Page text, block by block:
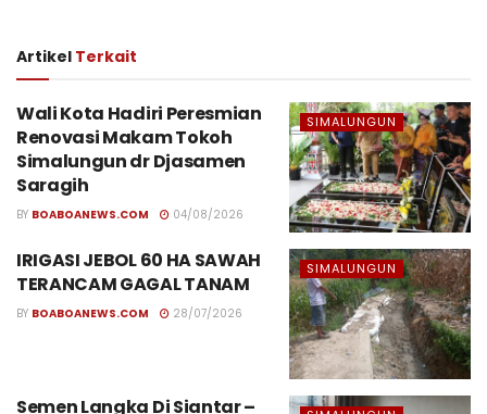
Artikel Terkait
SIMALUNGUN
Wali Kota Hadiri Peresmian
Renovasi Makam Tokoh
Simalungun dr Djasamen
Saragih
BY BOABOANEWS.COM 04/08/2026
SIMALUNGUN
IRIGASI JEBOL 60 HA SAWAH
TERANCAM GAGAL TANAM
BY BOABOANEWS.COM 28/07/2026
Semen Langka Di Siantar –